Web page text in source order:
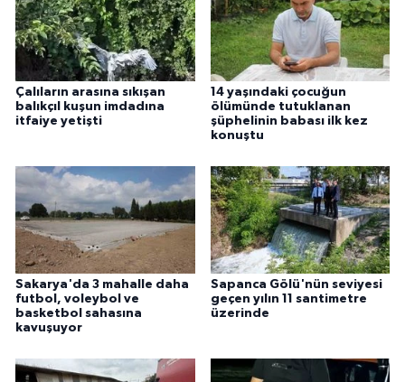
Çalıların arasına sıkışan
balıkçıl kuşun imdadına
itfaiye yetişti
14 yaşındaki çocuğun
ölümünde tutuklanan
şüphelinin babası ilk kez
konuştu
Sakarya'da 3 mahalle daha
futbol, voleybol ve
basketbol sahasına
kavuşuyor
Sapanca Gölü'nün seviyesi
geçen yılın 11 santimetre
üzerinde